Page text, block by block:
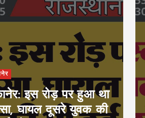
इस रोड़ पर हुआ था
घायल दूसरे युवक की